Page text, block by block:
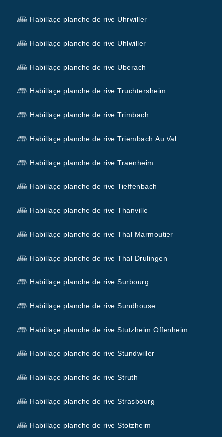
Habillage planche de rive Uhrwiller
Habillage planche de rive Uhlwiller
Habillage planche de rive Uberach
Habillage planche de rive Truchtersheim
Habillage planche de rive Trimbach
Habillage planche de rive Triembach Au Val
Habillage planche de rive Traenheim
Habillage planche de rive Tieffenbach
Habillage planche de rive Thanville
Habillage planche de rive Thal Marmoutier
Habillage planche de rive Thal Drulingen
Habillage planche de rive Surbourg
Habillage planche de rive Sundhouse
Habillage planche de rive Stutzheim Offenheim
Habillage planche de rive Stundwiller
Habillage planche de rive Struth
Habillage planche de rive Strasbourg
Habillage planche de rive Stotzheim